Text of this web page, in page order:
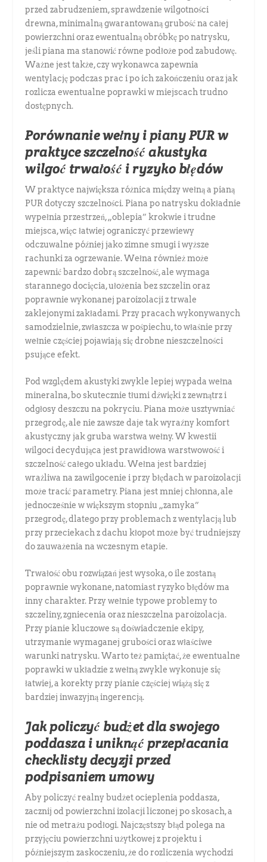
przed zabrudzeniem, sprawdzenie wilgotności
drewna, minimalną gwarantowaną grubość na całej
powierzchni oraz ewentualną obróbkę po natrysku,
jeśli piana ma stanowić równe podłoże pod zabudowę.
Ważne jest także, czy wykonawca zapewnia
wentylację podczas prac i po ich zakończeniu oraz jak
rozlicza ewentualne poprawki w miejscach trudno
dostępnych.
Porównanie wełny i piany PUR w
praktyce szczelność akustyka
wilgoć trwałość i ryzyko błędów
W praktyce największa różnica między wełną a pianą
PUR dotyczy szczelności. Piana po natrysku dokładnie
wypełnia przestrzeń, „oblepia” krokwie i trudne
miejsca, więc łatwiej ograniczyć przewiewy
odczuwalne później jako zimne smugi i wyższe
rachunki za ogrzewanie. Wełna również może
zapewnić bardzo dobrą szczelność, ale wymaga
starannego docięcia, ułożenia bez szczelin oraz
poprawnie wykonanej paroizolacji z trwale
zaklejonymi zakładami. Przy pracach wykonywanych
samodzielnie, zwłaszcza w pośpiechu, to właśnie przy
wełnie częściej pojawiają się drobne nieszczelności
psujące efekt.
Pod względem akustyki zwykle lepiej wypada wełna
mineralna, bo skutecznie tłumi dźwięki z zewnątrz i
odgłosy deszczu na pokryciu. Piana może usztywniać
przegrodę, ale nie zawsze daje tak wyraźny komfort
akustyczny jak gruba warstwa wełny. W kwestii
wilgoci decydująca jest prawidłowa warstwowość i
szczelność całego układu. Wełna jest bardziej
wrażliwa na zawilgocenie i przy błędach w paroizolacji
może tracić parametry. Piana jest mniej chłonna, ale
jednocześnie w większym stopniu „zamyka”
przegrodę, dlatego przy problemach z wentylacją lub
przy przeciekach z dachu kłopot może być trudniejszy
do zauważenia na wczesnym etapie.
Trwałość obu rozwiązań jest wysoka, o ile zostaną
poprawnie wykonane, natomiast ryzyko błędów ma
inny charakter. Przy wełnie typowe problemy to
szczeliny, zgniecenia oraz nieszczelna paroizolacja.
Przy pianie kluczowe są doświadczenie ekipy,
utrzymanie wymaganej grubości oraz właściwe
warunki natrysku. Warto też pamiętać, że ewentualne
poprawki w układzie z wełną zwykle wykonuje się
łatwiej, a korekty przy pianie częściej wiążą się z
bardziej inwazyjną ingerencją.
Jak policzyć budżet dla swojego
poddasza i uniknąć przepłacania
checklisty decyzji przed
podpisaniem umowy
Aby policzyć realny budżet ocieplenia poddasza,
zacznij od powierzchni izolacji liczonej po skosach, a
nie od metrażu podłogi. Najczęstszy błąd polega na
przyjęciu powierzchni użytkowej z projektu i
późniejszym zaskoczeniu, że do rozliczenia wychodzi